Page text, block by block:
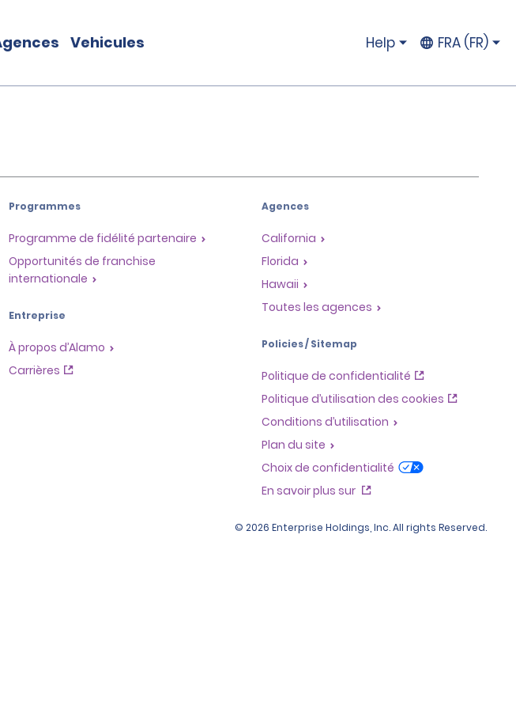
Vehicules Help FRA (FR)
Programmes
Programme de fidélité partenaire
Opportunités de franchise
internationale
Entreprise
À propos d’Alamo
Carrières
Agences
California
Florida
Hawaii
Toutes les agences
Policies / Sitemap
Politique de confidentialité
Politique d’utilisation des cookies
Conditions d’utilisation
Plan du site
Choix de confidentialité
En savoir plus sur
© 2026 Enterprise Holdings, Inc. All rights Reserved.